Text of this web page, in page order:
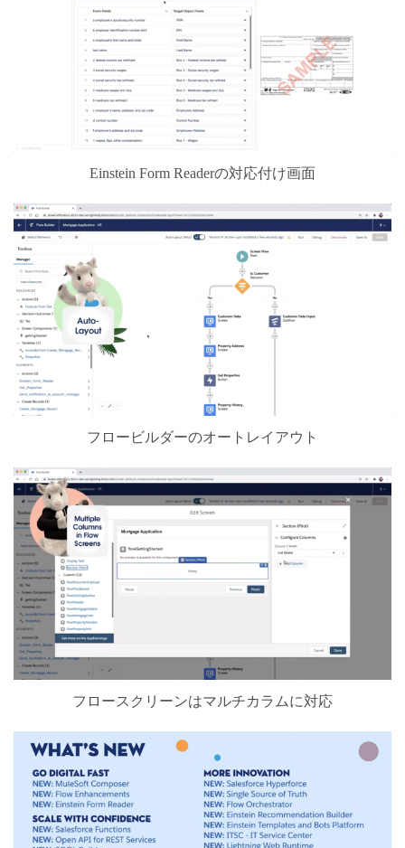
Einstein Form Readerの対応付け画面
フロービルダーのオートレイアウト
フロースクリーンはマルチカラムに対応